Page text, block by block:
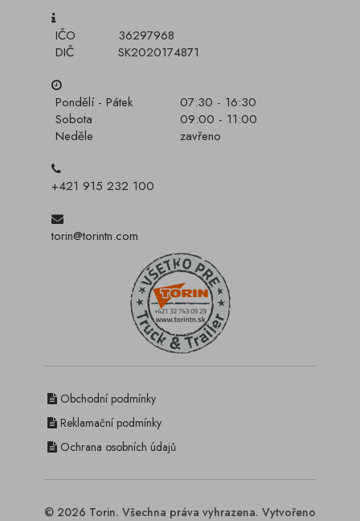
IČO
36297968
DIČ
SK2020174871
Pondělí - Pátek
07:30 - 16:30
Sobota
09:00 - 11:00
Neděle
zavřeno
+421 915 232 100
torin@torintn.com
Obchodní podmínky
Reklamační podmínky
Ochrana osobních údajů
© 2026 Torin. Všechna práva vyhrazena. Vytvořeno